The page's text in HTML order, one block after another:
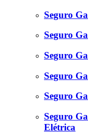
Seguro
Seguro
Seguro
Seguro
Seguro
Seguro
Elétrica